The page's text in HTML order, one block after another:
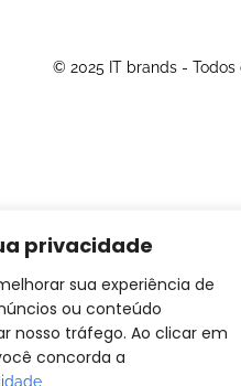
privacidade
sua experiência de
ou conteúdo
nosso tráfego. Ao clicar em
concorda a
© 2025 IT brands - Todos